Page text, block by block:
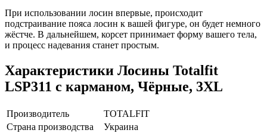
При использовании лосин впервые, происходит
подстраивание пояса лосин к вашей фигуре, он будет немного
жёстче. В дальнейшем, корсет принимает форму вашего тела,
и процесс надевания станет простым.
Характеристики Лосины Totalfit
LSP311 с карманом, Чёрные, 3XL
Производитель
TOTALFIT
Страна производства
Украина